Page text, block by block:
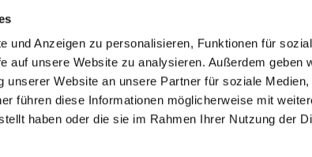
und Anzeigen zu personalisieren, Funktionen für
auf unsere Website zu analysieren. Außerdem geben
unserer Website an unsere Partner für soziale Medien,
führen diese Informationen möglicherweise mit
haben oder die sie im Rahmen Ihrer Nutzung der
Spendenkonto:
5206 0410 0706 4634 01, Evangelische Bank
Ev.-Luth. Kirchenkreis Altholstein